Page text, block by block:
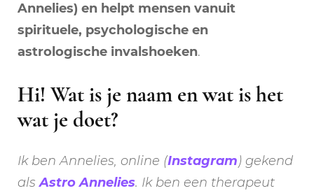
Annelies) en helpt mensen vanuit
spirituele, psychologische en
astrologische invalshoeken.
Hi! Wat is je naam en wat is het
wat je doet?
Ik ben Annelies, online (Instagram) gekend
alsAstro Annelies. Ik ben een therapeut